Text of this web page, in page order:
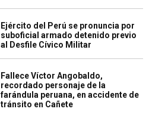
Ejército del Perú se pronuncia por
suboficial armado detenido previo
al Desfile Cívico Militar
Fallece Víctor Angobaldo,
recordado personaje de la
farándula peruana, en accidente de
tránsito en Cañete